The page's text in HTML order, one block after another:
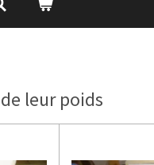
leur poids